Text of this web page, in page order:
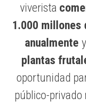
viverista
1.000 millones
anualmente
plantas
oportunidad
público-privado